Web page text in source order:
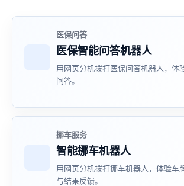
医保问答
医保智能问答机器人
用网页分机拨打医保问答机器人，体
问答。
挪车服务
智能挪车机器人
用网页分机拨打挪车机器人，体验车
与结果反馈。